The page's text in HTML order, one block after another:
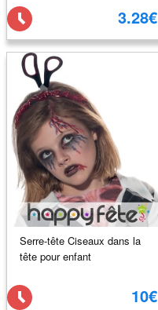
3.28€
Serre-tête Ciseaux dans la
tête pour enfant
10€